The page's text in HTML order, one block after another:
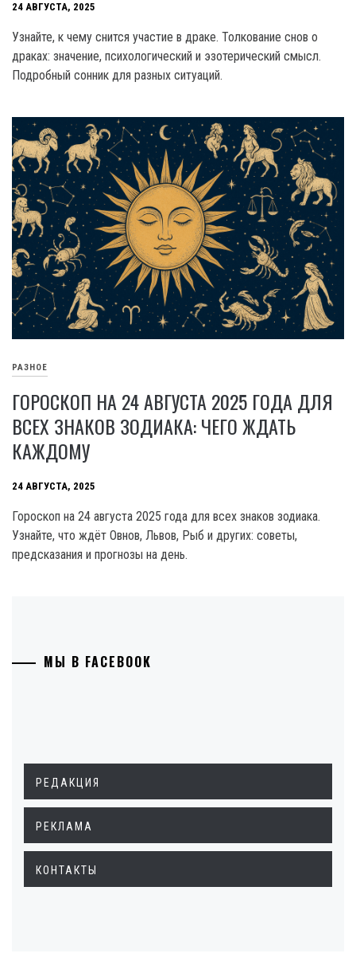
24 АВГУСТА, 2025
Узнайте, к чему снится участие в драке. Толкование снов о
драках: значение, психологический и эзотерический смысл.
Подробный сонник для разных ситуаций.
РАЗНОЕ
ГОРОСКОП НА 24 АВГУСТА 2025 ГОДА ДЛЯ
ВСЕХ ЗНАКОВ ЗОДИАКА: ЧЕГО ЖДАТЬ
КАЖДОМУ
24 АВГУСТА, 2025
Гороскоп на 24 августа 2025 года для всех знаков зодиака.
Узнайте, что ждёт Овнов, Львов, Рыб и других: советы,
предсказания и прогнозы на день.
МЫ В FACEBOOK
РЕДАКЦИЯ
РЕКЛАМА
КОНТАКТЫ